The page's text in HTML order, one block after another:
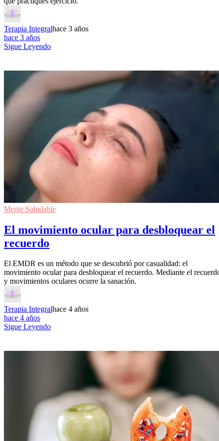
Terapia Integralhace 3 años
hace 3 años
Sigue Leyendo
Mente Saludable
El movimiento ocular para desbloquear el
recuerdo
El EMDR es un método que se descubrió por casualidad: el
movimiento ocular para desbloquear el recuerdo. Mediante el
y movimientos oculares ocurre la sanación.
Terapia Integralhace 4 años
hace 4 años
Sigue Leyendo